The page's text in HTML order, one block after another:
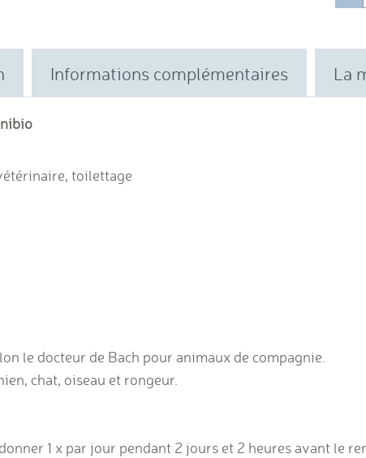
Informations complémentaires La
toilettage
le docteur de Bach pour animaux de compagnie.
chat, oiseau et rongeur.
1 x par jour pendant 2 jours et 2 heures avant le